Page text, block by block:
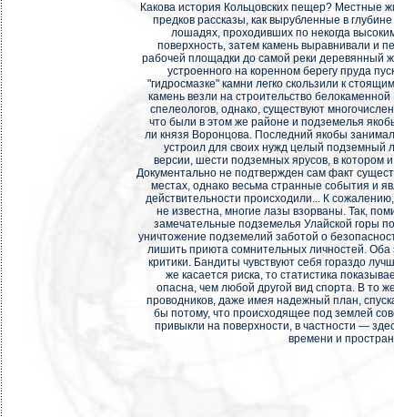
Какова история Кольцовских пещер?
предков рассказы, как вырубленные в
лошадях, проходивших по некогда
поверхность, затем камень выравнивали и
рабочей площадки до самой реки деревянный
устроенного на коренном берегу пруда
"гидросмазке" камни легко скользили к
камень везли на строительство
спелеологов, однако, существуют
что были в этом же районе и подземелья
ли князя Воронцова. Последний якобы
устроил для своих нужд целый подземный
версии, шести подземных ярусов, в котором
Документально не подтвержден сам факт
местах, однако весьма странные события и
действительности происходили... К
не известна, многие лазы взорваны. Так,
замечательные подземелья Улайской горы
уничтожение подземелий заботой о
лишить приюта сомнительных личностей.
критики. Бандиты чувствуют себя гораздо
же касается риска, то статистика
опасна, чем любой другой вид спорта. В то
проводников, даже имея надежный план,
бы потому, что происходящее под землей
привыкли на поверхности, в частности —
времени и